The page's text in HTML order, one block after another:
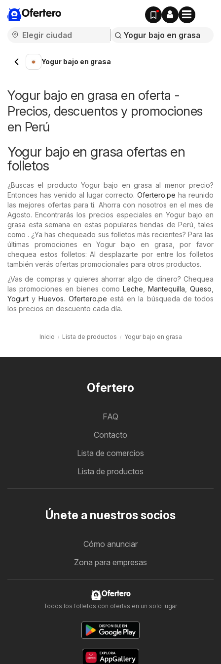
Ofertero
Yogur bajo en grasa
Yogur bajo en grasa en oferta -
Precios, descuentos y promociones
en Perú
Yogur bajo en grasa ofertas en
folletos
¿Buscas el producto Yogur bajo en grasa al menor precio?
Entonces has venido al lugar correcto.Ofertero.pe ha reunido
las mejores ofertas para ti. Ahorra con nosotros en el mes de
Agosto. Encontrarás los precios especiales en Yogur bajo en
grasa esta semana en estas populares tiendas de Perú, tales
como . ¿Ya has chequeado sus folletos más recientes? Para las
últimas promociones en Yogur bajo en grasa, por favor
chequea estos folletos: Al desplazarte por entre los folletos
también verás ofertas promocionales para otros productos.
¿Vas de compras y quieres ahorrar algo de dinero? Chequea
las promociones en bienes como Leche Mantequilla Queso
Yogurt yHuevos. Ofertero.pe está en la búsqueda de todos
los precios en descuento cada día.
Inicio Lista de productos Yogur bajo en grasa
Ofertero
FAQ
Contacto
Lista de comercios
Lista de productos
Únete a nuestros socios
Cómo anunciar
Zona para empresas
Ofertero
Todos los folletos con ofertas en un solo lugar